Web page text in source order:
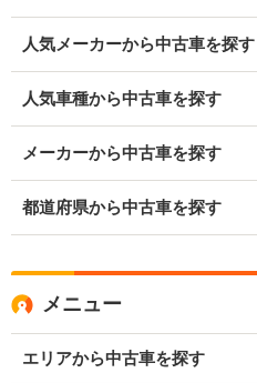
人気メーカーから中古車を探す
人気車種から中古車を探す
メーカーから中古車を探す
都道府県から中古車を探す
メニュー
エリアから中古車を探す